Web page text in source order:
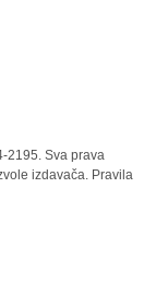
2195. Sva prava
izdavača. Pravila